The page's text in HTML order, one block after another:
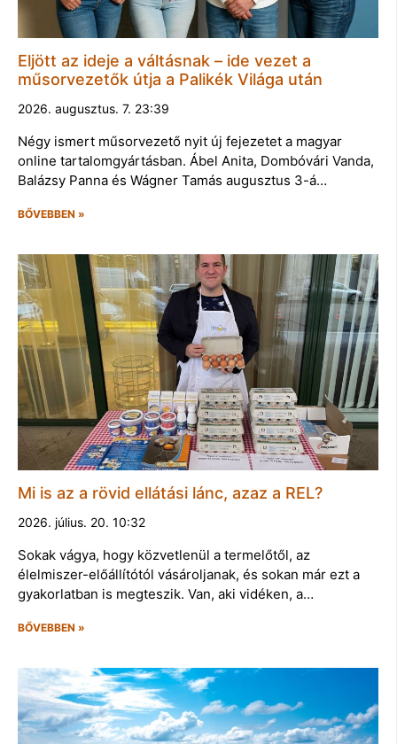
Eljött az ideje a váltásnak – ide vezet a
műsorvezetők útja a Palikék Világa után
2026. augusztus. 7. 23:39
Négy ismert műsorvezető nyit új fejezetet a magyar
online tartalomgyártásban. Ábel Anita, Dombóvári Vanda,
Balázsy Panna és Wágner Tamás augusztus 3-á…
BŐVEBBEN »
Mi is az a rövid ellátási lánc, azaz a REL?
2026. július. 20. 10:32
Sokak vágya, hogy közvetlenül a termelőtől, az
élelmiszer-előállítótól vásároljanak, és sokan már ezt a
gyakorlatban is megteszik. Van, aki vidéken, a…
BŐVEBBEN »